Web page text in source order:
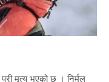
परी मृत्यु भएको छ । निर्मल